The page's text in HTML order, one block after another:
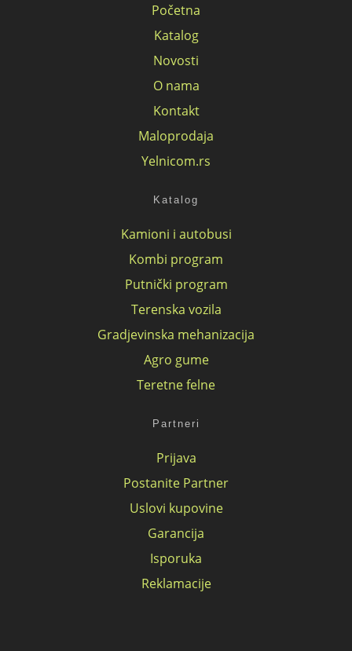
Početna
Katalog
Novosti
O nama
Kontakt
Maloprodaja
Yelnicom.rs
Katalog
Kamioni i autobusi
Kombi program
Putnički program
Terenska vozila
Gradjevinska mehanizacija
Agro gume
Teretne felne
Partneri
Prijava
Postanite Partner
Uslovi kupovine
Garancija
Isporuka
Reklamacije